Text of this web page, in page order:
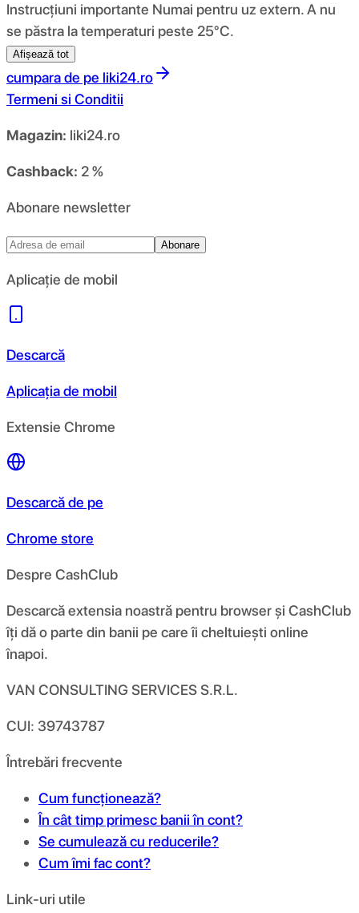
Instrucțiuni importante Numai pentru uz extern. A nu
se păstra la temperaturi peste 25°C.
Afișează tot
cumpara de pe liki24.ro
Termeni si Conditii
Magazin: liki24.ro
Cashback: 2 %
Abonare newsletter
Abonare
Aplicație de mobil
Descarcă
Aplicația de mobil
Extensie Chrome
Descarcă de pe
Chrome store
Despre CashClub
Descarcă extensia noastră pentru browser și CashClub
îți dă o parte din banii pe care îi cheltuiești online
înapoi.
VAN CONSULTING SERVICES S.R.L.
CUI: 39743787
Întrebări frecvente
Cum funcționează?
În cât timp primesc banii în cont?
Se cumulează cu reducerile?
Cum îmi fac cont?
Link-uri utile